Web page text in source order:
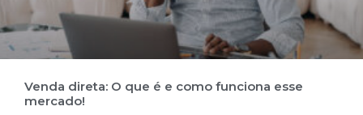
Venda direta: O que é e como funciona esse
mercado!